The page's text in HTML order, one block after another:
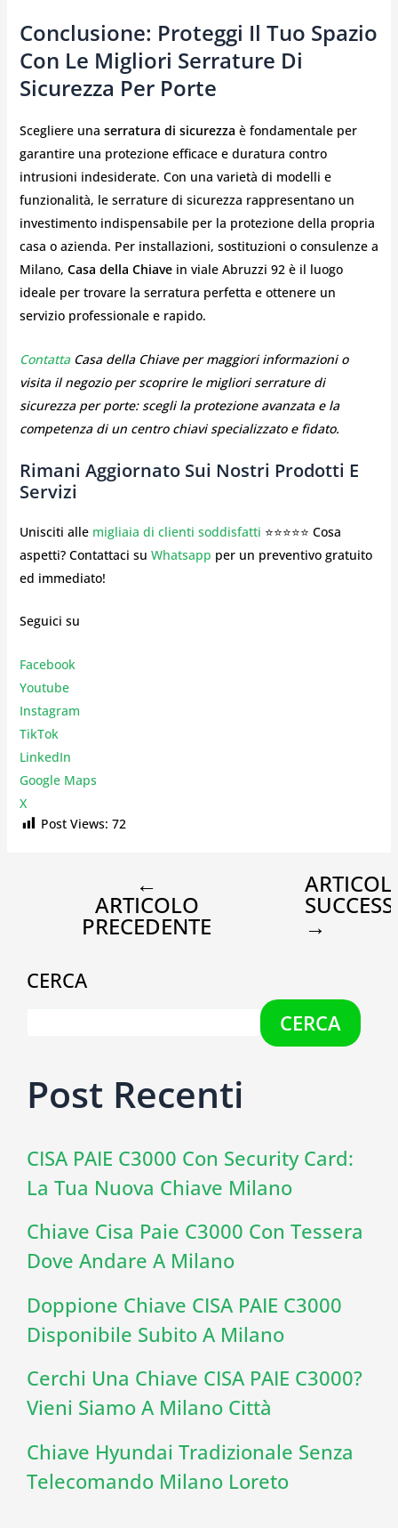
Conclusione: Proteggi Il Tuo Spazio
Con Le Migliori Serrature Di
Sicurezza Per Porte
Scegliere una serratura di sicurezza è fondamentale per
garantire una protezione efficace e duratura contro
intrusioni indesiderate. Con una varietà di modelli e
funzionalità, le serrature di sicurezza rappresentano un
investimento indispensabile per la protezione della propria
casa o azienda. Per installazioni, sostituzioni o consulenze a
Milano, Casa della Chiavein viale Abruzzi 92 è il luogo
ideale per trovare la serratura perfetta e ottenere un
servizio professionale e rapido.
ContattaCasa della Chiave per maggiori informazioni o
visita il negozio per scoprire le migliori serrature di
sicurezza per porte: scegli la protezione avanzata e la
competenza di un centro chiavi specializzato e fidato.
Rimani Aggiornato Sui Nostri Prodotti E
Servizi
Unisciti alle migliaia di clienti soddisfatti ⭐⭐⭐⭐⭐ Cosa
aspetti? Contattaci su Whatsapp per un preventivo gratuito
ed immediato!
Seguici su
Facebook
Youtube
Instagram
TikTok
LinkedIn
Google Maps
X
Post Views: 72
←
ARTICOLO
PRECEDENTE →
CERCA
CERCA
Post Recenti
CISA PAIE C3000 Con Security Card:
La Tua Nuova Chiave Milano
Chiave Cisa Paie C3000 Con Tessera
Dove Andare A Milano
Doppione Chiave CISA PAIE C3000
Disponibile Subito A Milano
Cerchi Una Chiave CISA PAIE C3000?
Vieni Siamo A Milano Città
Chiave Hyundai Tradizionale Senza
Telecomando Milano Loreto